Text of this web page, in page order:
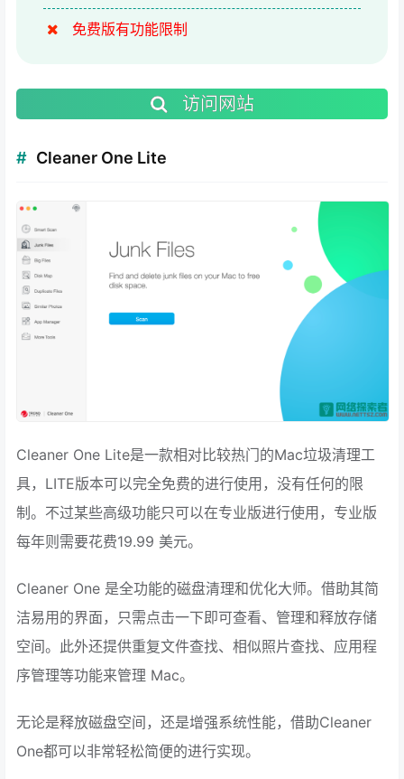
免费版有功能限制
访问网站
Cleaner One Lite
Cleaner One Lite是一款相对比较热门的Mac垃圾清理工
具，LITE版本可以完全免费的进行使用，没有任何的限
制。不过某些高级功能只可以在专业版进行使用，专业版
每年则需要花费19.99 美元。
Cleaner One 是全功能的磁盘清理和优化大师。借助其简
洁易用的界面，只需点击一下即可查看、管理和释放存储
空间。此外还提供重复文件查找、相似照片查找、应用程
序管理等功能来管理 Mac。
无论是释放磁盘空间，还是增强系统性能，借助Cleaner
One都可以非常轻松简便的进行实现。